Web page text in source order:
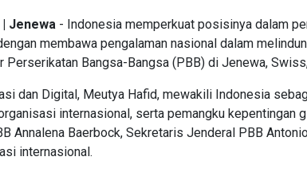
| Jenewa - Indonesia memperkuat posisinya dalam
membawa pengalaman nasional dalam
Perserikatan Bangsa-Bangsa (PBB) di Jenewa,
dan Digital, Meutya Hafid, mewakili Indonesia
internasional, serta pemangku kepentingan
Annalena Baerbock, Sekretaris Jenderal PBB
internasional.